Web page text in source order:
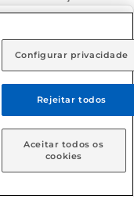
deseja receber
em Loja
para o
on-line é de R$
direitos
Configurar privacidade
Rejeitar todos
Aceitar todos os
cookies